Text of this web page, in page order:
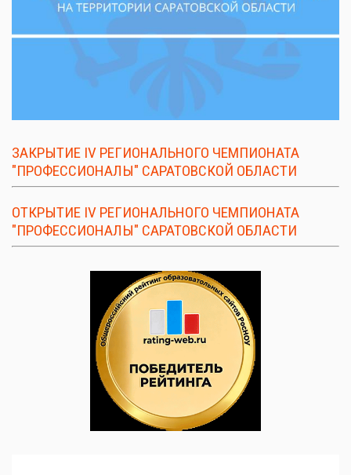
ЗАКРЫТИЕ IV РЕГИОНАЛЬНОГО ЧЕМПИОНАТА
"ПРОФЕССИОНАЛЫ" САРАТОВСКОЙ ОБЛАСТИ
ОТКРЫТИЕ IV РЕГИОНАЛЬНОГО ЧЕМПИОНАТА
"ПРОФЕССИОНАЛЫ" САРАТОВСКОЙ ОБЛАСТИ